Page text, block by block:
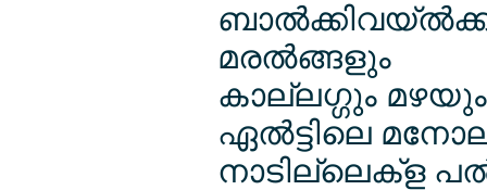
മരല്‍ങ്ങളും
കാല്ലഗ്ഗും
ഏല്‍ട്ടിലെ
നാടില്ലെക്ള